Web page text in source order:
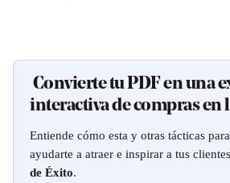
Convierte tu PDF en una
interactiva de compras en
Entiende cómo esta y otras tácticas
ayudarte a atraer e inspirar a tus
de Éxito.